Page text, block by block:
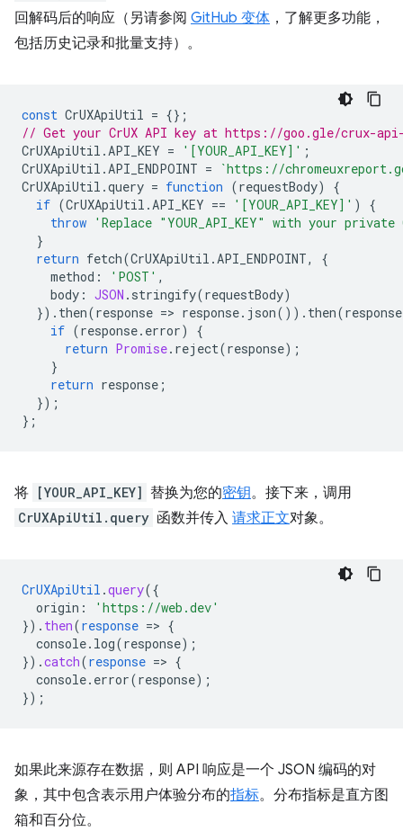
回解码后的响应（另请参阅 GitHub 变体 ，了解更多功能，
包括历史记录和批量支持）。
const CrUXApiUtil = {};
// Get your CrUX API key at https://goo.gle/crux-
CrUXApiUtil .API_KEY = '[YOUR_API_KEY]' ;
CrUXApiUtil .API_ENDPOINT =
`https://
CrUXApiUtil .query = function (requestBody)
{
if (CrUXApiUtil .API_KEY == '[YOUR_API_KEY]' )
{
throw 'Replace "YOUR_API_KEY" with your
}
return fetch(CrUXApiUtil .API_ENDPOINT,
{
method : 'POST' ,
body : JSON . stringify(requestBody)
}). then(response => response. json()). then(response
if (response. error)
{
return Promise. reject(response);
}
return response ;
});
};
将 [YOUR_API_KEY] 替换为您的密钥。接下来，调用
CrUXApiUtil.query 函数并传入 请求正文对象。
CrUXApiUtil .query({
origin :
'https://web.dev'
}) . then(response => {
console.log(response) ;
}) .catch(response => {
console.error(response) ;
});
如果此来源存在数据，则 API 响应是一个 JSON 编码的对
象，其中包含表示用户体验分布的指标。分布指标是直方图
箱和百分位。